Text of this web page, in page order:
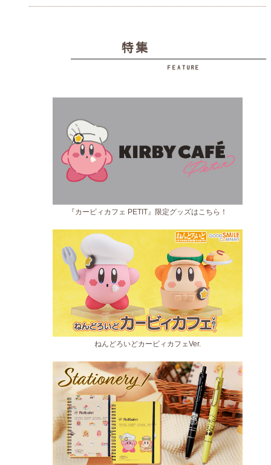
特集
FEATURE
『カービィカフェ PETIT』限定グッズはこちら！
ねんどろいどカービィカフェVer.